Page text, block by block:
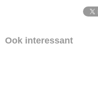
Ook interessant